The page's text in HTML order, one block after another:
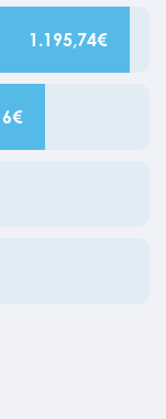
1.195,74€